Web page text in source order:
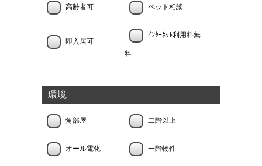
高齢者可 ペット相談
即入居可
ｲﾝﾀｰﾈｯﾄ利用料無
料
環境
角部屋 二階以上
オール電化 一階物件